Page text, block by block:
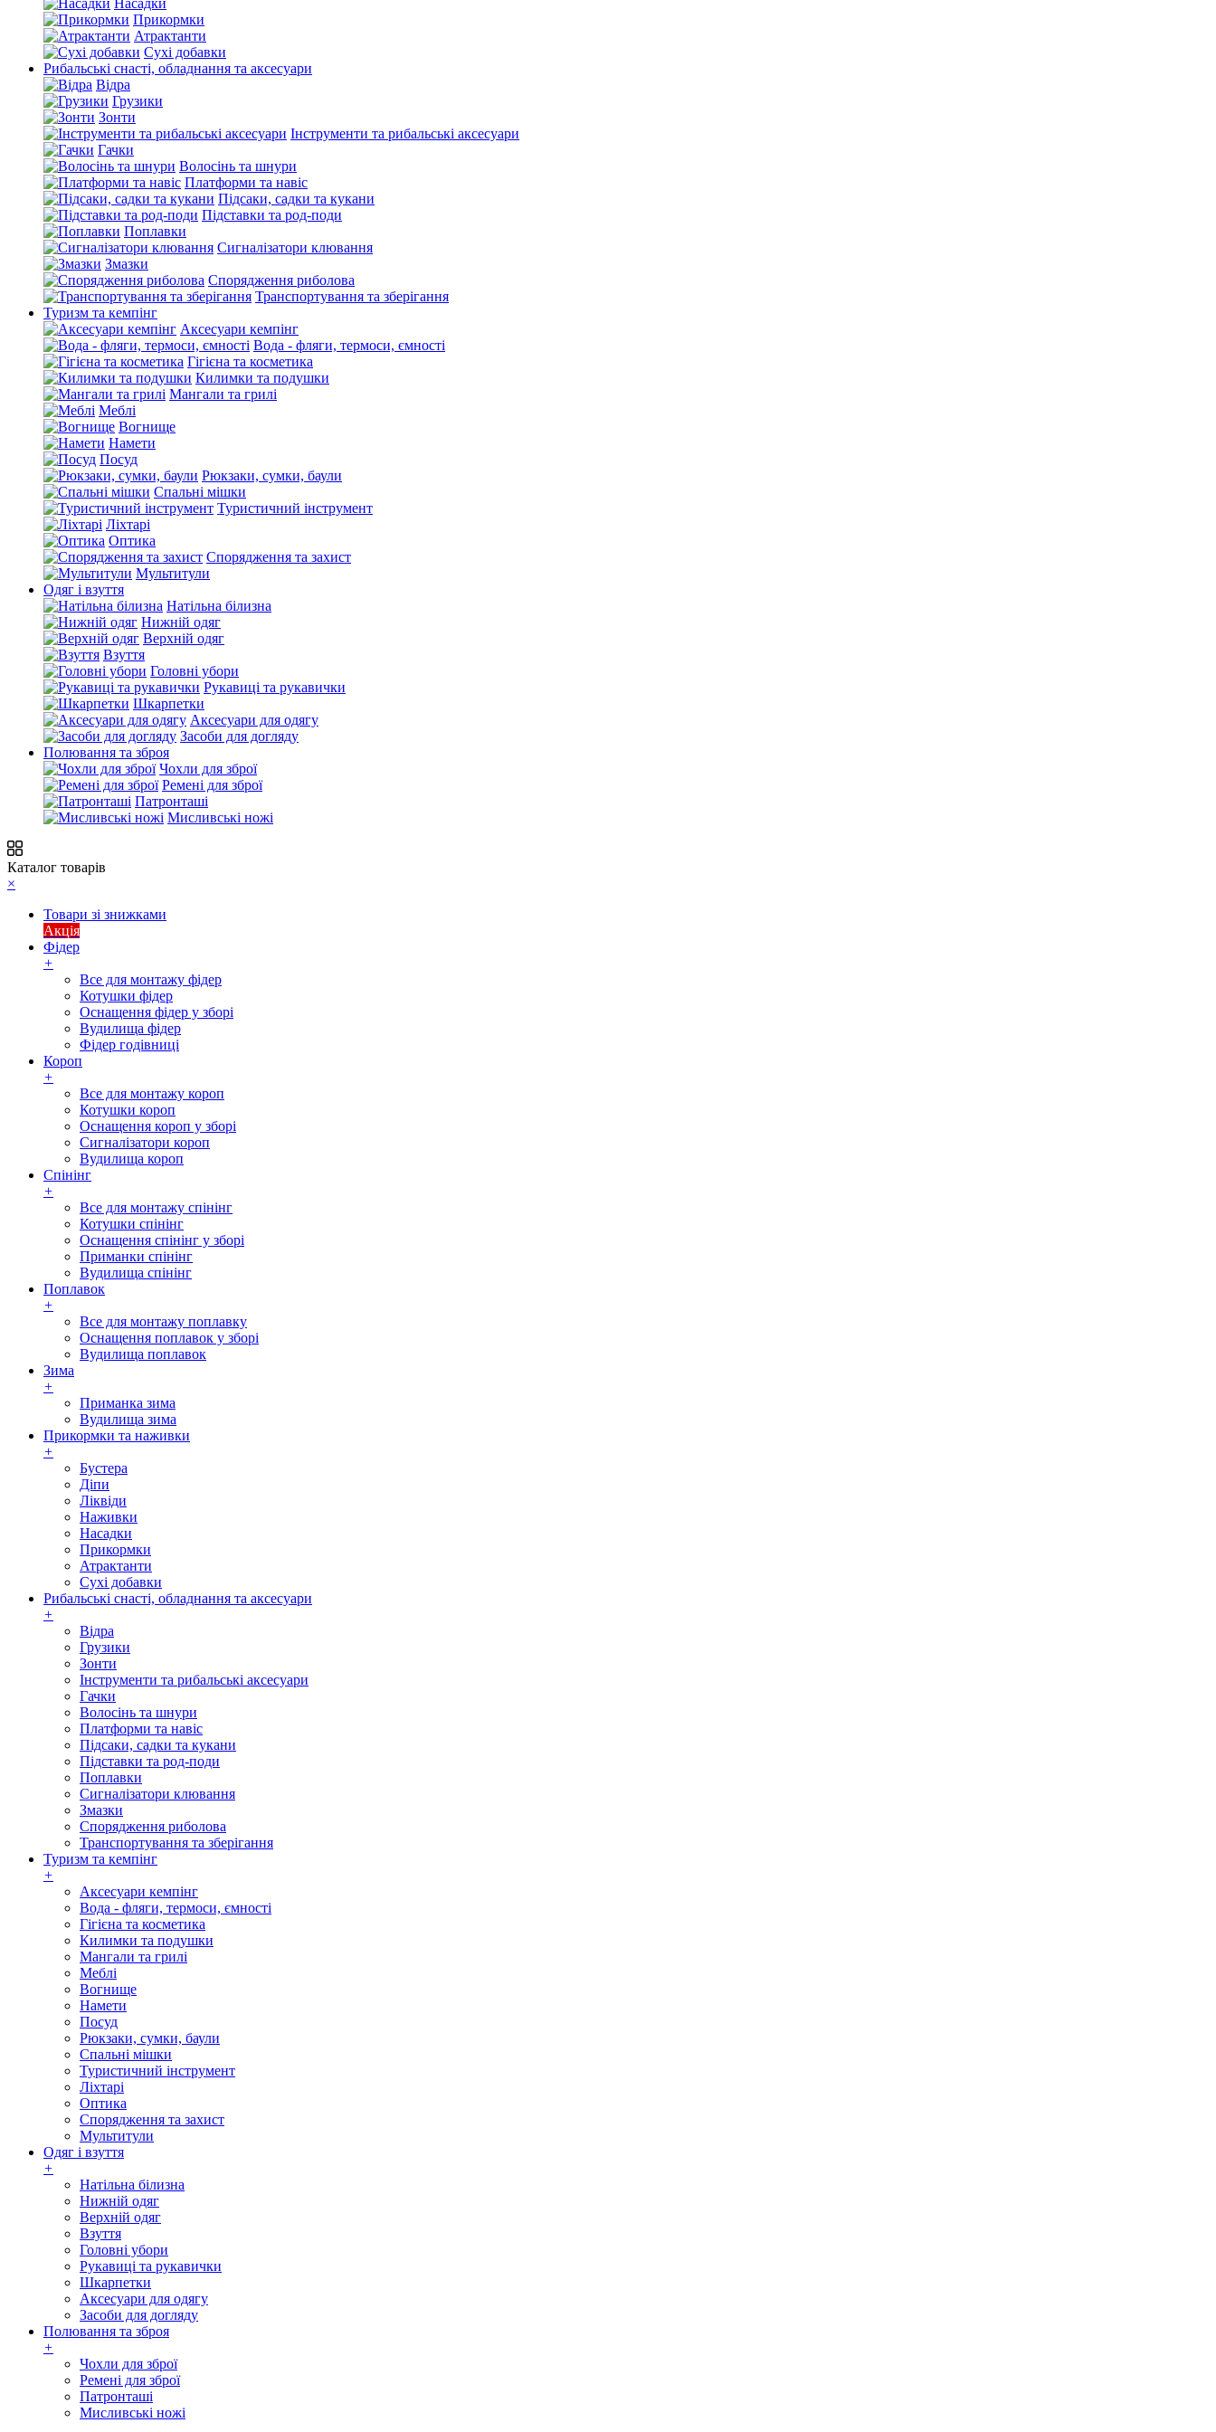
Насадки
Прикормки
Атрактанти
Сухі добавки
Рибальські снасті, обладнання та аксесуари
Відра
Грузики
Зонти
Інструменти та рибальські аксесуари
Гачки
Волосінь та шнури
Платформи та навіс
Підсаки, садки та кукани
Підставки та род-поди
Поплавки
Сигналізатори клювання
Змазки
Спорядження риболова
Транспортування та зберігання
Туризм та кемпінг
Аксесуари кемпінг
Вода - фляги, термоси, ємності
Гігієна та косметика
Килимки та подушки
Мангали та грилі
Меблі
Вогнище
Намети
Посуд
Рюкзаки, сумки, баули
Спальні мішки
Туристичний інструмент
Ліхтарі
Оптика
Спорядження та захист
Мультитули
Одяг і взуття
Натільна білизна
Нижній одяг
Верхній одяг
Взуття
Головні убори
Рукавиці та рукавички
Шкарпетки
Аксесуари для одягу
Засоби для догляду
Полювання та зброя
Чохли для зброї
Ремені для зброї
Патронташі
Мисливські ножі
Каталог товарів
×
Товари зі знижками
Акція
Фідер
+
Все для монтажу фідер
Котушки фідер
Оснащення фідер у зборі
Вудилища фідер
Фідер годівниці
Короп
+
Все для монтажу короп
Котушки короп
Оснащення короп у зборі
Сигналізатори короп
Вудилища короп
Спінінг
+
Все для монтажу спінінг
Котушки спінінг
Оснащення спінінг у зборі
Приманки спінінг
Вудилища спінінг
Поплавок
+
Все для монтажу поплавку
Оснащення поплавок у зборі
Вудилища поплавок
Зима
+
Приманка зима
Вудилища зима
Прикормки та наживки
+
Бустера
Діпи
Ліквіди
Наживки
Насадки
Прикормки
Атрактанти
Сухі добавки
Рибальські снасті, обладнання та аксесуари
+
Відра
Грузики
Зонти
Інструменти та рибальські аксесуари
Гачки
Волосінь та шнури
Платформи та навіс
Підсаки, садки та кукани
Підставки та род-поди
Поплавки
Сигналізатори клювання
Змазки
Спорядження риболова
Транспортування та зберігання
Туризм та кемпінг
+
Аксесуари кемпінг
Вода - фляги, термоси, ємності
Гігієна та косметика
Килимки та подушки
Мангали та грилі
Меблі
Вогнище
Намети
Посуд
Рюкзаки, сумки, баули
Спальні мішки
Туристичний інструмент
Ліхтарі
Оптика
Спорядження та захист
Мультитули
Одяг і взуття
+
Натільна білизна
Нижній одяг
Верхній одяг
Взуття
Головні убори
Рукавиці та рукавички
Шкарпетки
Аксесуари для одягу
Засоби для догляду
Полювання та зброя
+
Чохли для зброї
Ремені для зброї
Патронташі
Мисливські ножі